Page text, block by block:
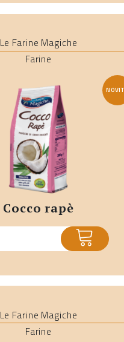
Le Farine Magiche
Farine
cocco rapè
ACQUISTA
Le Farine Magiche
Farine